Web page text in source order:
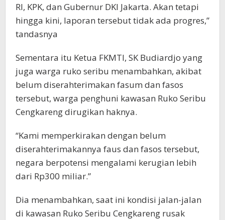
RI, KPK, dan Gubernur DKI Jakarta. Akan tetapi
hingga kini, laporan tersebut tidak ada progres,”
tandasnya
Sementara itu Ketua FKMTI, SK Budiardjo yang
juga warga ruko seribu menambahkan, akibat
belum diserahterimakan fasum dan fasos
tersebut, warga penghuni kawasan Ruko Seribu
Cengkareng dirugikan haknya.
“Kami memperkirakan dengan belum
diserahterimakannya faus dan fasos tersebut,
negara berpotensi mengalami kerugian lebih
dari Rp300 miliar.”
Dia menambahkan, saat ini kondisi jalan-jalan
di kawasan Ruko Seribu Cengkareng rusak